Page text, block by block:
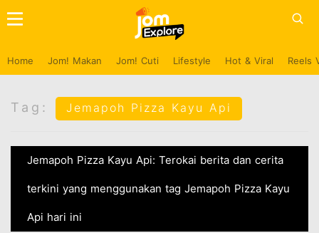
Home Jom! Makan Jom! Cuti Lifestyle Hot & Viral Reels
Tag: Jemapoh Pizza Kayu Api
Jemapoh Pizza Kayu Api: Terokai berita dan cerita
terkini yang menggunakan tag Jemapoh Pizza Kayu
Api hari ini